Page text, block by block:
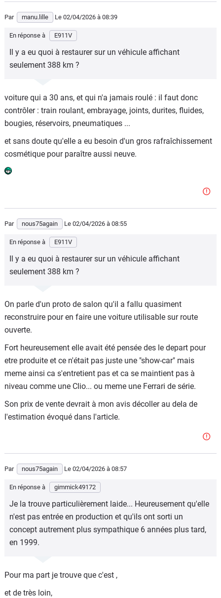
Par manu.lille Le 02/04/2026 à 08:39
En réponse à E911V
Il y a eu quoi à restaurer sur un véhicule affichant
seulement 388 km ?
voiture qui a 30 ans, et qui n'a jamais roulé : il faut donc
contrôler : train roulant, embrayage, joints, durites, fluides,
bougies, réservoirs, pneumatiques ...
et sans doute qu'elle a eu besoin d'un gros rafraîchissement
cosmétique pour paraître aussi neuve.
Par nous75again Le 02/04/2026 à 08:55
En réponse à E911V
Il y a eu quoi à restaurer sur un véhicule affichant
seulement 388 km ?
On parle d'un proto de salon qu'il a fallu quasiment
reconstruire pour en faire une voiture utilisable sur route
ouverte.
Fort heureusement elle avait été pensée des le depart pour
etre produite et ce n'était pas juste une "show-car" mais
meme ainsi ca s'entretient pas et ca se maintient pas à
niveau comme une Clio... ou meme une Ferrari de série.
Son prix de vente devrait à mon avis décoller au dela de
l'estimation évoqué dans l'article.
Par nous75again Le 02/04/2026 à 08:57
En réponse à gimmick49172
Je la trouve particulièrement laide... Heureusement qu'elle
n'est pas entrée en production et qu'ils ont sorti un
concept autrement plus sympathique 6 années plus tard,
en 1999.
Pour ma part je trouve que c'est ,
et de très loin,